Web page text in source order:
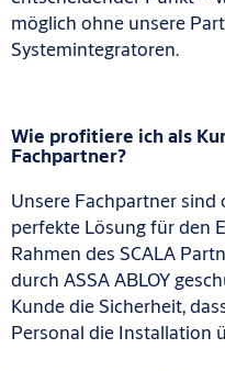
möglich ohne unsere
Systemintegratoren.
Wie profitiere ich als
Fachpartner?
Unsere Fachpartner
perfekte Lösung für den
Rahmen des SCALA
durch ASSA ABLOY
Kunde die Sicherheit,
Personal die Installation